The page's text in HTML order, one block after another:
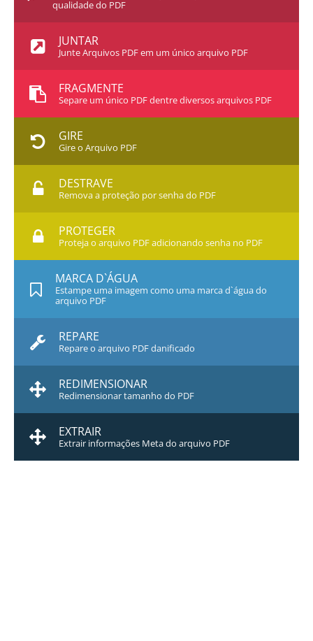
qualidade do PDF
JUNTAR
Junte Arquivos PDF em um único arquivo PDF
FRAGMENTE
Separe um único PDF dentre diversos arquivos PDF
GIRE
Gire o Arquivo PDF
DESTRAVE
Remova a proteção por senha do PDF
PROTEGER
Proteja o arquivo PDF adicionando senha no PDF
MARCA D`ÁGUA
Estampe uma imagem como uma marca d`água do
arquivo PDF
REPARE
Repare o arquivo PDF danificado
REDIMENSIONAR
Redimensionar tamanho do PDF
EXTRAIR
Extrair informações Meta do arquivo PDF